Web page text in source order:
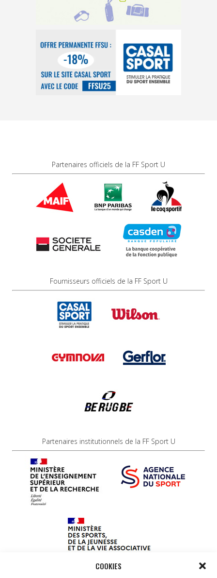
COOKIES
Partenaires officiels de la FF Sport U
Fournisseurs officiels de la FF Sport U
Partenaires institutionnels de la FF Sport U